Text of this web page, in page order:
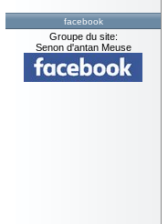
facebook
Groupe du site:
Senon d'antan Meuse